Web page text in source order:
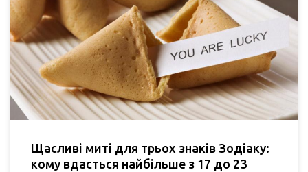
Щасливі миті для трьох знаків Зодіаку:
кому вдасться найбільше з 17 до 23